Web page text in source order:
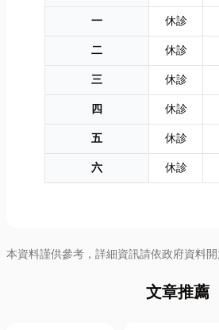
一
休診
二
休診
三
休診
四
休診
五
休診
六
休診
本資料謹供參考，詳細資訊請依政府資料開
文章推薦